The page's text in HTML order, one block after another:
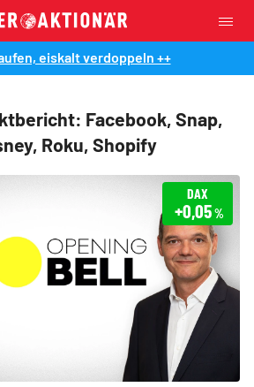
eiskalt verdoppeln ++
Facebook, Snap,
Roku, Shopify
DAX
+0,05%